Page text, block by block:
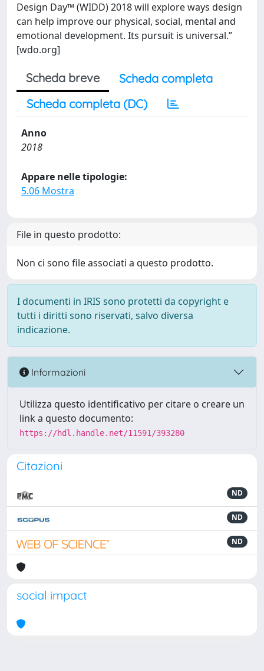
Design Day™ (WIDD) 2018 will explore ways design
can help improve our physical, social, mental and
emotional development. Its pursuit is universal.”
[wdo.org]
Scheda breve
Scheda completa
Scheda completa (DC)
Anno
2018
Appare nelle tipologie:
5.06 Mostra
File in questo prodotto:
Non ci sono file associati a questo prodotto.
I documenti in IRIS sono protetti da copyright e
tutti i diritti sono riservati, salvo diversa
indicazione.
Informazioni
Utilizza questo identificativo per citare o creare un
link a questo documento:
https://hdl.handle.net/11591/393280
Citazioni
ND
ND
ND
social impact